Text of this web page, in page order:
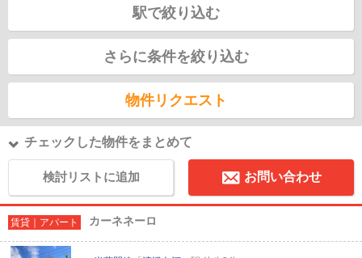
駅で絞り込む
さらに条件を絞り込む
物件リクエスト
チェックした物件をまとめて
検討リストに追加 お問い合わせ
賃貸｜アパート カーネネーロ